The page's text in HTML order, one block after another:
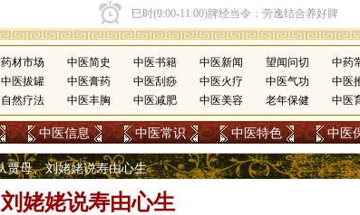
药材市场 中医简史 中医书籍 中医新闻 望闻问切
中药
中医拔罐 中医膏药 中医刮痧 中医火疗 中医气功
中医
自然疗法 中医丰胸 中医减肥 中医美容 老年保健 中医
中医信息 中医常识 中医特色 中医
贾母、刘姥姥说寿由心生
姥姥说寿由心生